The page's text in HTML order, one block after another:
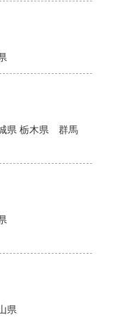
県 栃木県 群馬
県